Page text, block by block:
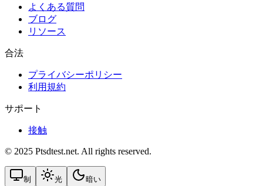
よくある質問
ブログ
リソース
合法
プライバシーポリシー
利用規約
サポート
接触
© 2025 Ptsdtest.net. All rights reserved.
制 光 暗い